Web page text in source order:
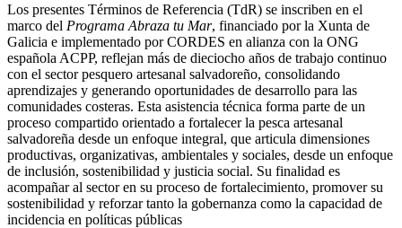
Los presentes Términos de Referencia (TdR) se inscriben en el
marco del Programa Abraza tu Mar, financiado por la Xunta de
Galicia e implementado por CORDES en alianza con la ONG
española ACPP, reflejan más de dieciocho años de trabajo continuo
con el sector pesquero artesanal salvadoreño, consolidando
aprendizajes y generando oportunidades de desarrollo para las
comunidades costeras. Esta asistencia técnica forma parte de un
proceso compartido orientado a fortalecer la pesca artesanal
salvadoreña desde un enfoque integral, que articula dimensiones
productivas, organizativas, ambientales y sociales, desde un enfoque
de inclusión, sostenibilidad y justicia social. Su finalidad es
acompañar al sector en su proceso de fortalecimiento, promover su
sostenibilidad y reforzar tanto la gobernanza como la capacidad de
incidencia en políticas públicas